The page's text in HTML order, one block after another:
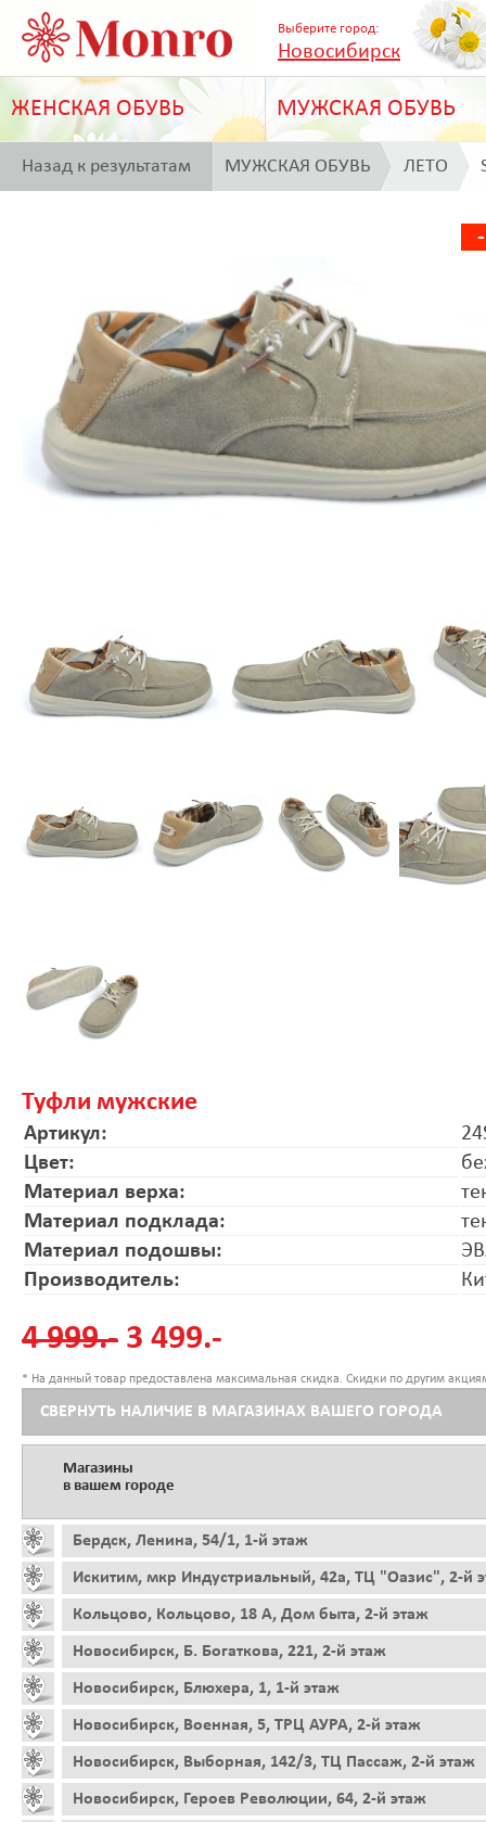
Выберите город:
Новосибирск
ЖЕНСКАЯ ОБУВЬ МУЖСКАЯ ОБУВЬ
Назад к результатам МУЖСКАЯ ОБУВЬ ЛЕТО
Туфли мужские
Артикул:
Цвет:
Материал верха:
Материал подклада:
Материал подошвы:
Производитель:
4 999.- 3 499.-
* На данный товар предоставлена максимальная скидка. Скидки по другим
СВЕРНУТЬ НАЛИЧИЕ В МАГАЗИНАХ ВАШЕГО ГОРОДА
Магазины
в вашем городе
Бердск, Ленина, 54/1, 1-й этаж
Искитим, мкр Индустриальный, 42а, ТЦ "Оазис", 2-й
Кольцово, Кольцово, 18 А, Дом быта, 2-й этаж
Новосибирск, Б. Богаткова, 221, 2-й этаж
Новосибирск, Блюхера, 1, 1-й этаж
Новосибирск, Военная, 5, ТРЦ АУРА, 2-й этаж
Новосибирск, Выборная, 142/3, ТЦ Пассаж, 2-й этаж
Новосибирск, Героев Революции, 64, 2-й этаж